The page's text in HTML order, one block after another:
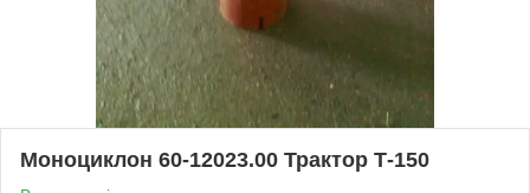
Моноциклон 60-12023.00 Трактор Т-150